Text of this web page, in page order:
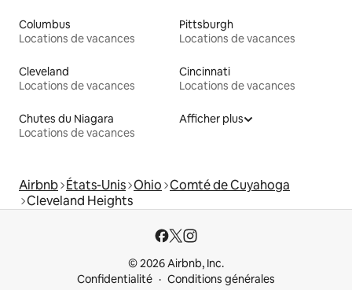
Columbus
Locations de vacances
Pittsburgh
Locations de vacances
Cleveland
Locations de vacances
Cincinnati
Locations de vacances
Chutes du Niagara
Locations de vacances
Afficher plus
Airbnb États-Unis Ohio Comté de Cuyahoga
Cleveland Heights
© 2026 Airbnb, Inc.
Confidentialité
Conditions générales